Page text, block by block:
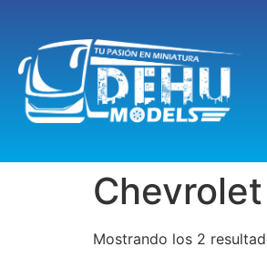
Mostrando los 2